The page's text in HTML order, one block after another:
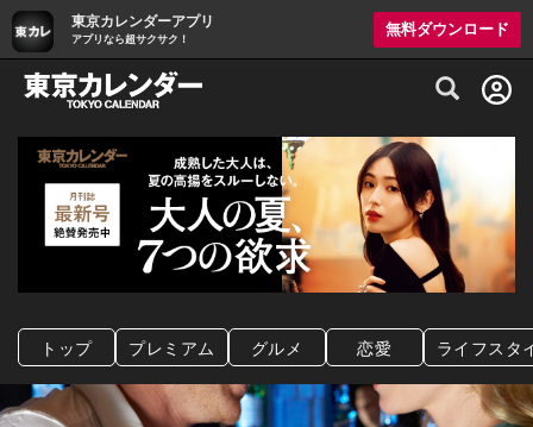
東京カレンダーアプリ
アプリなら超サクサク！
無料ダウンロード
グルメ情報・プレミアムレストラン予約
トップ プレミアム グルメ 恋愛 ライフスタ